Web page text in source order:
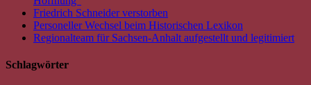
Friedrich Schneider verstorben
Personeller Wechsel beim Historischen Lexikon
Regionalteam für Sachsen-Anhalt aufgestellt und legitimiert
Schlagwörter